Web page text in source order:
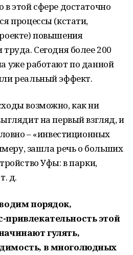
этой сфере достаточно
процессы (кстати,
повышения
Сегодня более 200
уже работают по данной
реальный эффект.
возможно, как ни
на первый взгляд, и
– «инвестиционных
зашла речь о больших
Уфы: в парки,
д.
порядок,
этой
гулять,
в многолюдных